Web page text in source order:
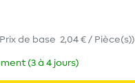
Prix de base 2,04 € / Pièce(s))
(3 à 4 jours)